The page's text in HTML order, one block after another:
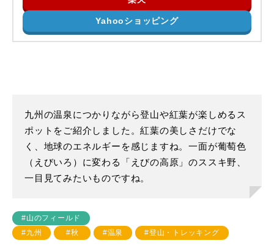
Yahooショッピング
九州の温泉につかりながら登山や紅葉が楽しめるス
ポットをご紹介しました。紅葉の美しさだけでな
く、地球のエネルギーを感じますね。一面が葡萄色
（えびいろ）に変わる「えびの高原」のススキ野、
一目見てみたいものですね。
#山のフィールド
#九州
#秋 #温泉 #登山・トレッキング